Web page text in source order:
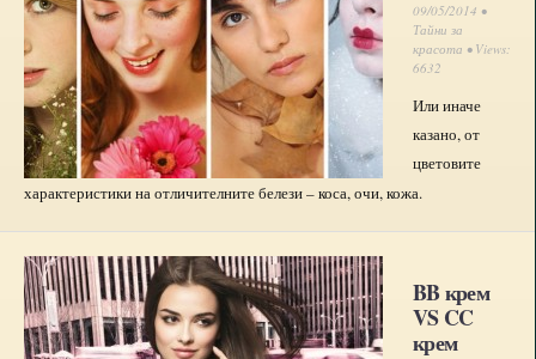
09/05/2014 •
Тайни за
красота • Views:
6632
Или иначе
казано, от
цветовите
характеристики на отличителните белези – коса, очи, кожа.
BB крем
VS CC
крем